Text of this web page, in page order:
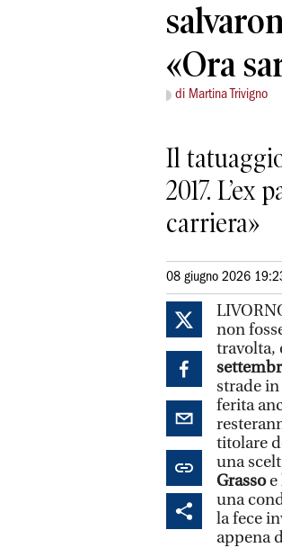
«Ora
di Martina Trivigno
Il
2017.
carriera»
08 giugno 2026
non
travolta,
strade
ferita
titolare
una
Grassoe
una
la fece
appena